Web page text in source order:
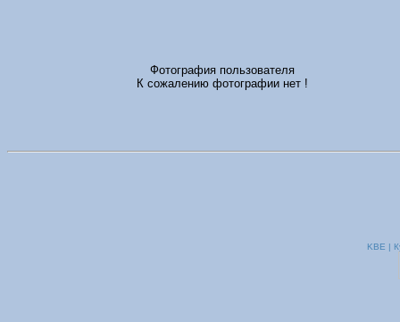
Фотография пользователя
К сожалению фотографии нет !
KBE |